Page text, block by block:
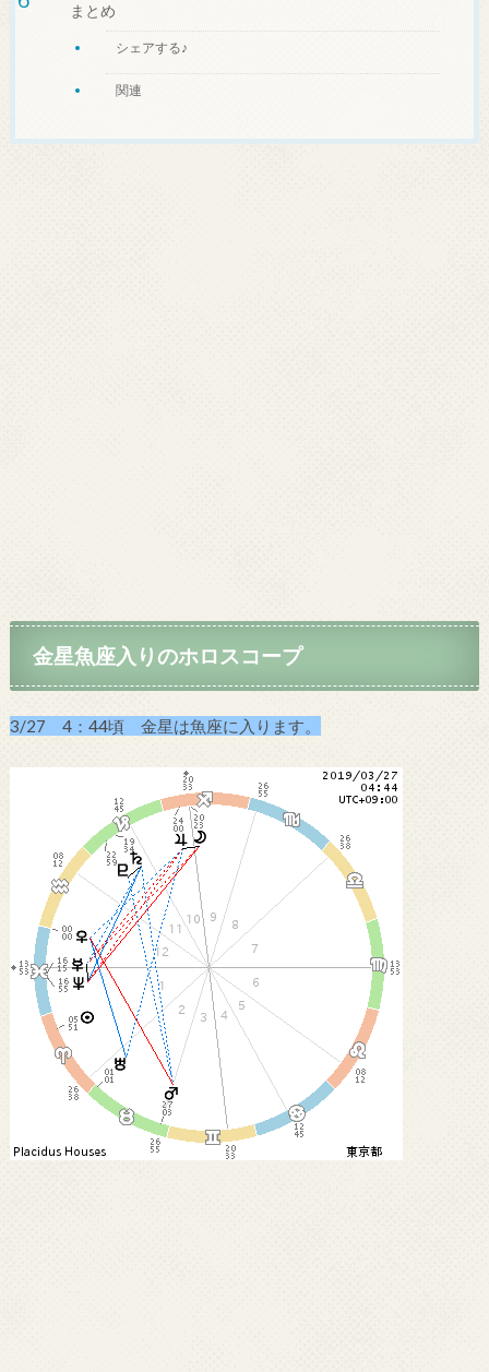
まとめ
シェアする♪
関連
金星魚座入りのホロスコープ
3/27 4：44頃 金星は魚座に入ります。